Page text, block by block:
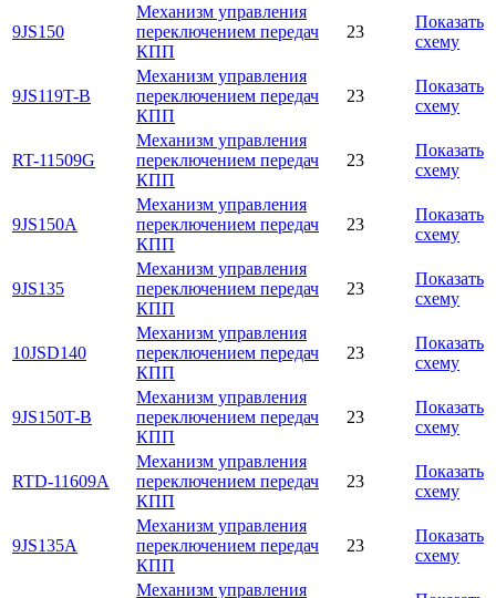
9JS150
Механизм управления
переключением передач
КПП
23
Показать
схему
9JS119T-B
Механизм управления
переключением передач
КПП
23
Показать
схему
RT-11509G
Механизм управления
переключением передач
КПП
23
Показать
схему
9JS150A
Механизм управления
переключением передач
КПП
23
Показать
схему
9JS135
Механизм управления
переключением передач
КПП
23
Показать
схему
10JSD140
Механизм управления
переключением передач
КПП
23
Показать
схему
9JS150T-B
Механизм управления
переключением передач
КПП
23
Показать
схему
RTD-11609A
Механизм управления
переключением передач
КПП
23
Показать
схему
9JS135A
Механизм управления
переключением передач
КПП
23
Показать
схему
Механизм управления